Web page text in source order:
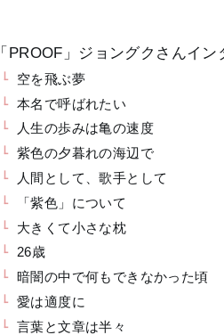
「PROOF」ジョングクさんイン
空を飛ぶ夢
本名で呼ばれたい
人生の歩みは亀の速度
紫色の夕暮れの海辺で
人間として、歌手として
「紫色」について
大きくて小さな枕
26歳
暗闇の中で何もできなかった頃
愛は適度に
言葉と文章は半々